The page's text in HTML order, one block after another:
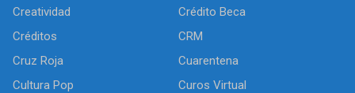
Creatividad
Crédito Beca
Créditos
CRM
Cruz Roja
Cuarentena
Cultura Pop
Curos Virtual